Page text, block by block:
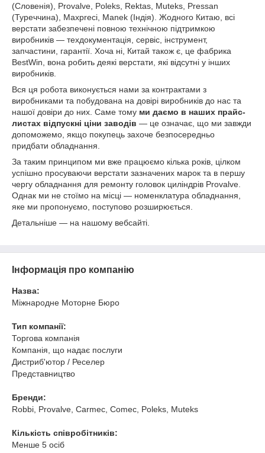
(Словенія), Provalve, Poleks, Rektas, Muteks, Pressan
(Туреччина), Maxpreci, Manek (Індія). Жодного Китаю, всі
верстати забезпечені повною технічною підтримкою
виробників — техдокументація, сервіс, інструмент,
запчастини, гарантії. Хоча ні, Китай також є, це фабрика
BestWin, вона робить деякі верстати, які відсутні у інших
виробників.
Вся ця робота виконується нами за контрактами з
виробниками та побудована на довірі виробників до нас та
нашої довіри до них. Саме тому ми даємо в наших прайс-
листах відпускні ціни заводів — це означає, що ми завжди
допоможемо, якщо покупець захоче безпосередньо
придбати обладнання.
За таким принципом ми вже працюємо кілька років, цілком
успішно просуваючи верстати зазначених марок та в першу
чергу обладнання для ремонту головок циліндрів Provalve.
Однак ми не стоїмо на місці — номенклатура обладнання,
яке ми пропонуємо, поступово розширюється.
Детальніше — на нашому вебсайті.
Інформація про компанію
Назва:
Міжнародне Моторне Бюро
Тип компанії:
Торгова компанія
Компанія, що надає послуги
Дистриб'ютор / Реселер
Представництво
Бренди:
Robbi, Provalve, Carmec, Comec, Poleks, Muteks
Кількість співробітників:
Менше 5 осіб